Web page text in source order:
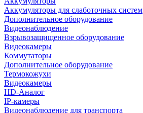
Аккумуляторы для слаботочных систем
Дополнительное оборудование
Видеонаблюдение
Взрывозащищенное оборудование
Видеокамеры
Коммутаторы
Дополнительное оборудование
Термокожухи
Видеокамеры
HD-Аналог
IP-камеры
Видеонаблюдение для транспорта